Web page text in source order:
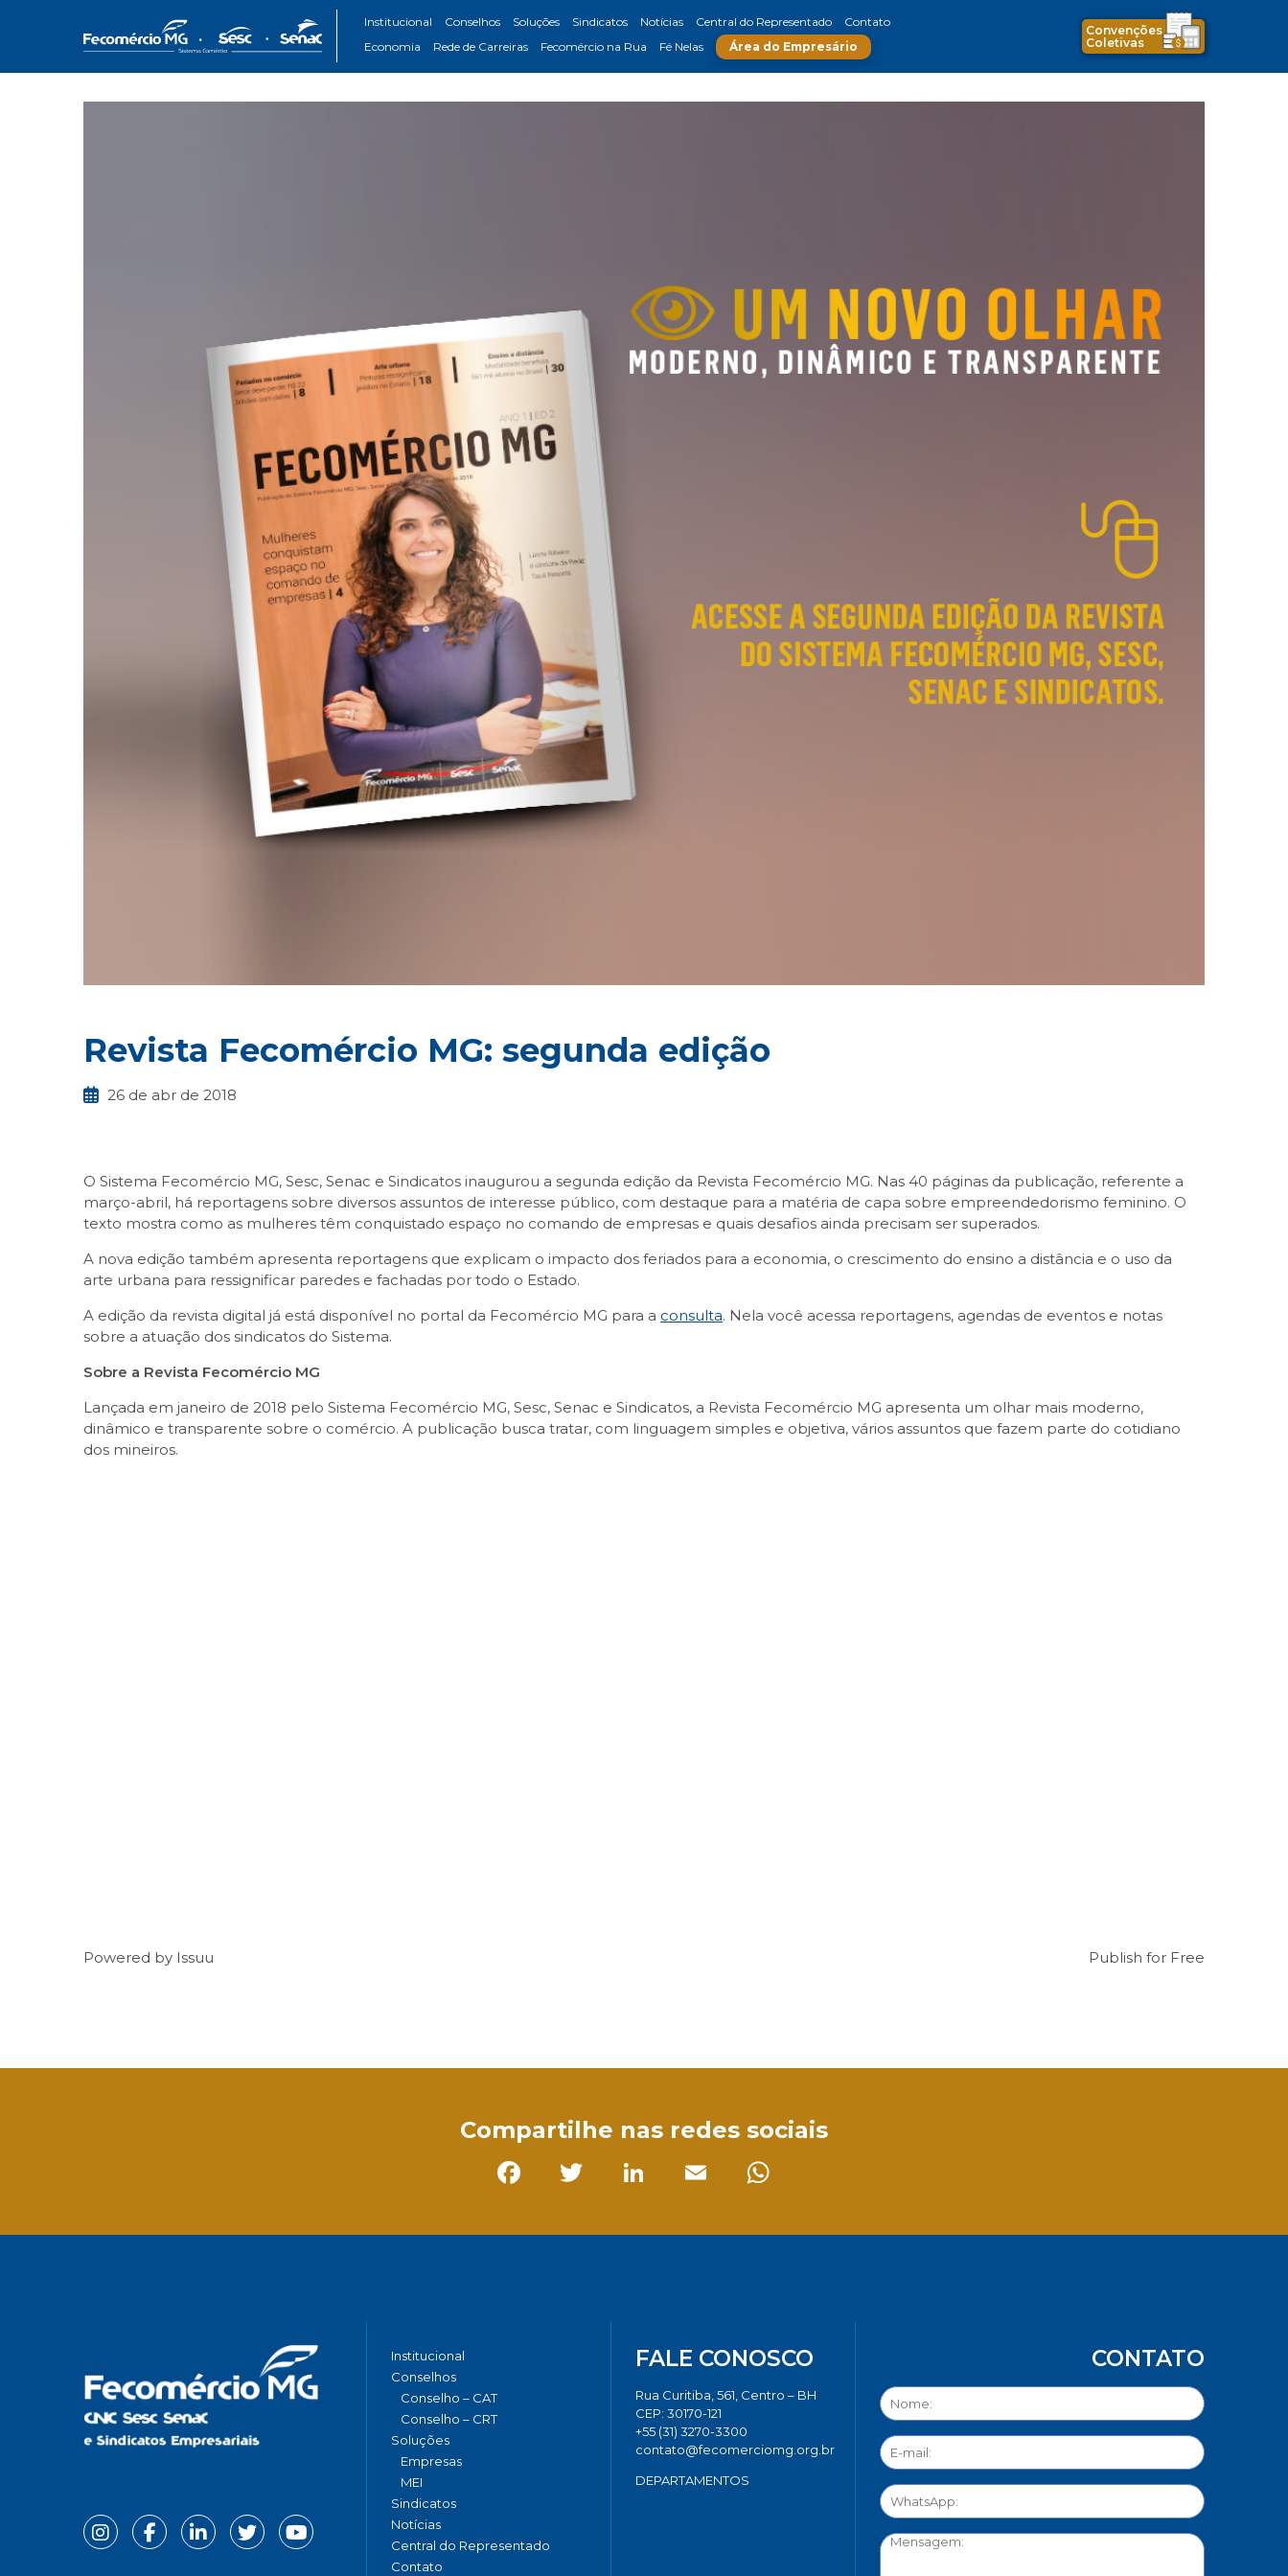
Institucional Conselhos Soluções Sindicatos Notícias Central do Representado
Contato
Economia
Rede de Carreiras Fecomércio na Rua Fé Nelas Área do Empresário
Convenções
Coletivas
Revista Fecomércio MG: segunda edição
26 de abr de 2018
O Sistema Fecomércio MG, Sesc, Senac e Sindicatos inaugurou a segunda edição da Revista Fecomércio MG. Nas 40 páginas da publicação, referente a
março-abril, há reportagens sobre diversos assuntos de interesse público, com destaque para a matéria de capa sobre empreendedorismo feminino. O
texto mostra como as mulheres têm conquistado espaço no comando de empresas e quais desafios ainda precisam ser superados.
A nova edição também apresenta reportagens que explicam o impacto dos feriados para a economia, o crescimento do ensino a distância e o uso da
arte urbana para ressignificar paredes e fachadas por todo o Estado.
A edição da revista digital já está disponível no portal da Fecomércio MG para a consulta. Nela você acessa reportagens, agendas de eventos e notas
sobre a atuação dos sindicatos do Sistema.
Sobre a Revista Fecomércio MG
Lançada em janeiro de 2018 pelo Sistema Fecomércio MG, Sesc, Senac e Sindicatos, a Revista Fecomércio MG apresenta um olhar mais moderno,
dinâmico e transparente sobre o comércio. A publicação busca tratar, com linguagem simples e objetiva, vários assuntos que fazem parte do cotidiano
dos mineiros.
Powered by Issuu Publish for Free
Compartilhe nas redes sociais
Institucional
Conselhos
Conselho – CAT
Conselho – CRT
Soluções
Empresas
MEI
Sindicatos
Notícias
Central do Representado
Contato
FALE CONOSCO
Rua Curitiba, 561, Centro – BH
CEP: 30170-121
+55 (31) 3270-3300
contato@fecomerciomg.org.br
DEPARTAMENTOS
CONTATO